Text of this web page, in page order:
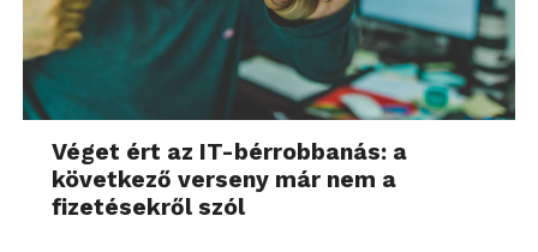
Véget ért az IT-bérrobbanás: a
következő verseny már nem a
fizetésekről szól